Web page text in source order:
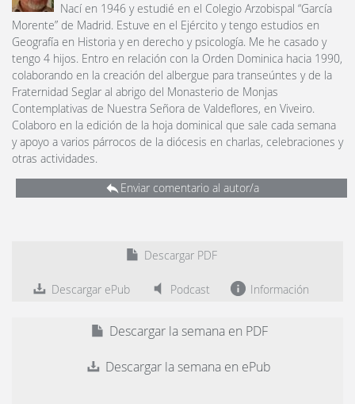
Nací en 1946 y estudié en el Colegio Arzobispal “García
Morente” de Madrid. Estuve en el Ejército y tengo estudios en
Geografía en Historia y en derecho y psicología. Me he casado y
tengo 4 hijos. Entro en relación con la Orden Dominica hacia 1990,
colaborando en la creación del albergue para transeúntes y de la
Fraternidad Seglar al abrigo del Monasterio de Monjas
Contemplativas de Nuestra Señora de Valdeflores, en Viveiro.
Colaboro en la edición de la hoja dominical que sale cada semana
y apoyo a varios párrocos de la diócesis en charlas, celebraciones y
otras actividades.
Enviar comentario al autor/a
Descargar PDF
Descargar ePub Podcast Información
Descargar la semana en PDF
Descargar la semana en ePub